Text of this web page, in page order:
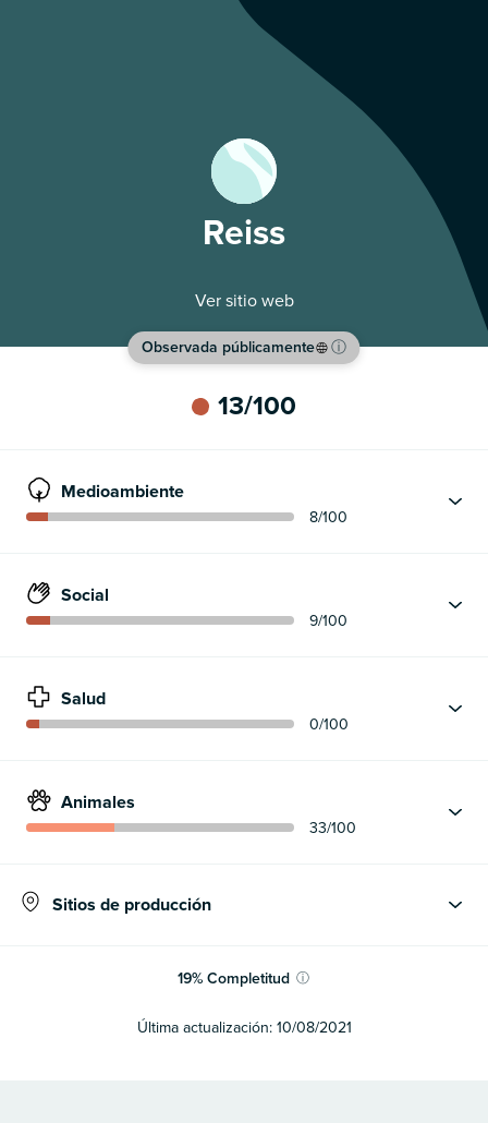
Reiss
Ver sitio web
Observada públicamente ⓘ
13/100
Medioambiente
8/100
Social
9/100
Salud
0/100
Animales
33/100
Sitios de producción
19%Completitud ⓘ
Última actualización: 10/08/2021